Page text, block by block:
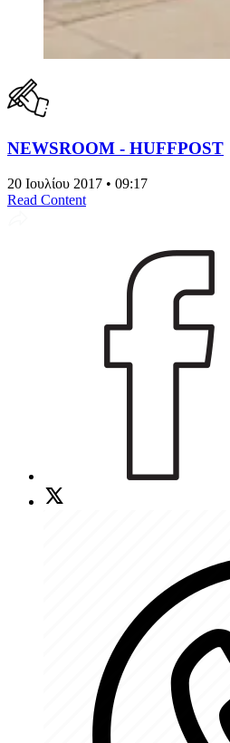
NEWSROOM - HUFFPOST
20 Ιουλίου 2017 • 09:17
Read Content